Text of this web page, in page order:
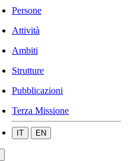
Persone
Attività
Ambiti
Strutture
Pubblicazioni
Terza Missione
IT EN